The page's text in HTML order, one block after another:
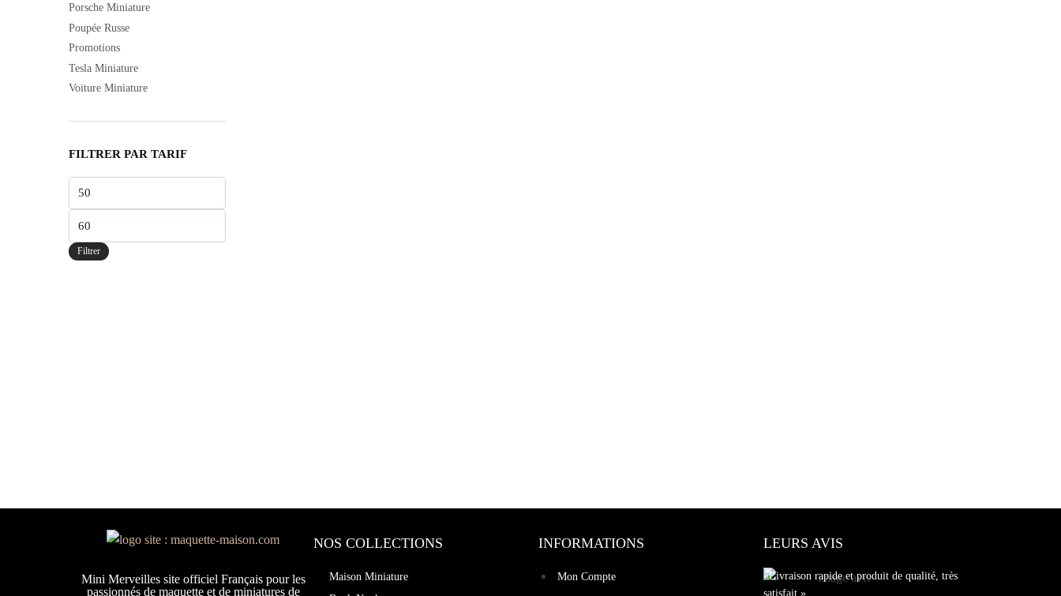
Porsche Miniature
Poupée Russe
Promotions
Tesla Miniature
Voiture Miniature
FILTRER PAR TARIF
Filtrer
Mini Merveilles site officiel Français pour les
passionnés de maquette et de miniatures de
NOS COLLECTIONS
Maison Miniature
INFORMATIONS
Mon Compte
LEURS AVIS
«Livraison rapide et produit de qualité, très
satisfait.»